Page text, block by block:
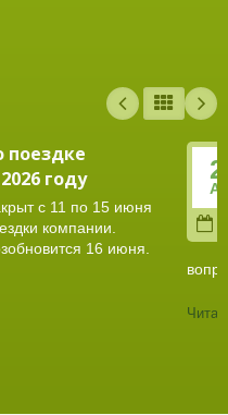
поездке
году
с 11 по 15 июня
компании.
16 июня.